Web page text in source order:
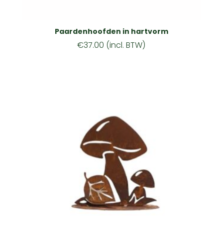
Paardenhoofden in hartvorm
€37.00 (incl. BTW)